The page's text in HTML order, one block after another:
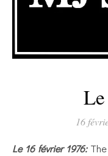
16
Le 16 février 1976: